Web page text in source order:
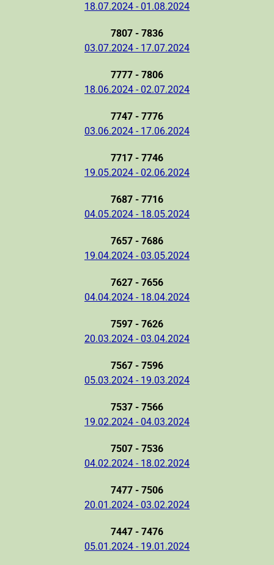
18.07.2024 - 01.08.2024
7807 - 7836
03.07.2024 - 17.07.2024
7777 - 7806
18.06.2024 - 02.07.2024
7747 - 7776
03.06.2024 - 17.06.2024
7717 - 7746
19.05.2024 - 02.06.2024
7687 - 7716
04.05.2024 - 18.05.2024
7657 - 7686
19.04.2024 - 03.05.2024
7627 - 7656
04.04.2024 - 18.04.2024
7597 - 7626
20.03.2024 - 03.04.2024
7567 - 7596
05.03.2024 - 19.03.2024
7537 - 7566
19.02.2024 - 04.03.2024
7507 - 7536
04.02.2024 - 18.02.2024
7477 - 7506
20.01.2024 - 03.02.2024
7447 - 7476
05.01.2024 - 19.01.2024